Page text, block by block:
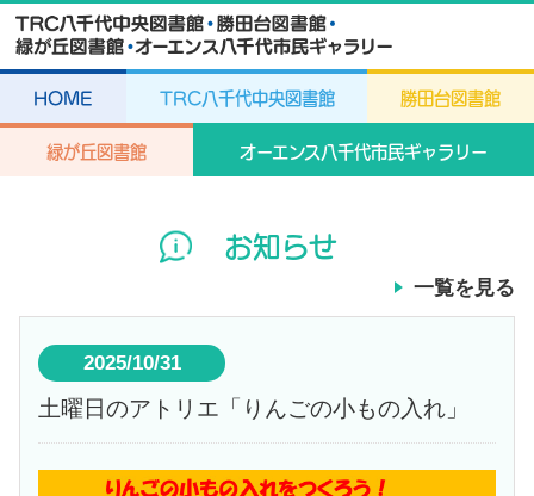
HOME TRC八千代中央図書館 勝田台図書館
緑が丘図書館 オーエンス八千代市民ギャラリー
お知らせ
一覧を見る
2025/10/31
土曜日のアトリエ「りんごの小もの入れ」